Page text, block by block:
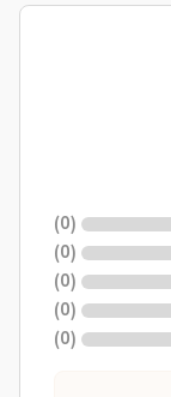
(
0
)
(
0
)
(
0
)
(
0
)
(
0
)